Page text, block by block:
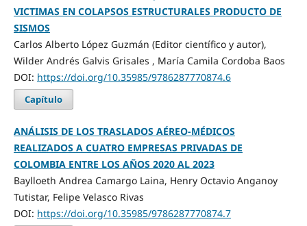
VICTIMAS EN COLAPSOS ESTRUCTURALES PRODUCTO DE
SISMOS
Carlos Alberto López Guzmán (Editor científico y autor),
Wilder Andrés Galvis Grisales , María Camila Cordoba Baos
DOI: https://doi.org/10.35985/9786287770874.6
Capítulo
ANÁLISIS DE LOS TRASLADOS AÉREO-MÉDICOS
REALIZADOS A CUATRO EMPRESAS PRIVADAS DE
COLOMBIA ENTRE LOS AÑOS 2020 AL 2023
Baylloeth Andrea Camargo Laina, Henry Octavio Anganoy
Tutistar, Felipe Velasco Rivas
DOI: https://doi.org/10.35985/9786287770874.7